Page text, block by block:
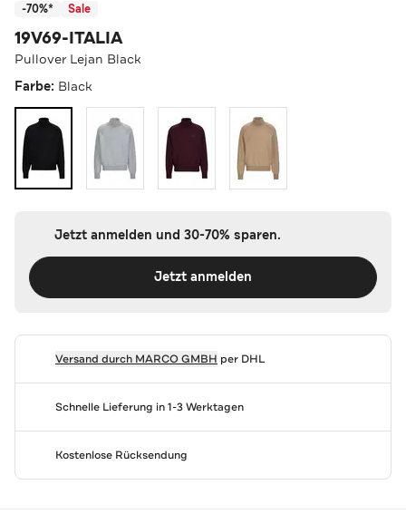
-70%* Sale
19V69-ITALIA
Pullover Lejan Black
Farbe: Black
Jetzt anmelden und 30-70% sparen.
Jetzt anmelden
Versand durch MARCO GMBH per DHL
Schnelle Lieferung in 1-3 Werktagen
Kostenlose Rücksendung